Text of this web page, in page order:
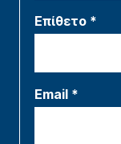
Επίθετο *
Email *